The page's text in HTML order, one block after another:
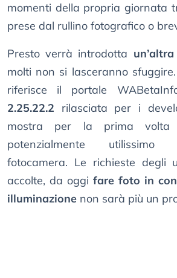
momenti della propria giornata
prese dal rullino fotografico o
Presto verrà introdotta
molti non si lasceranno
riferisce il portale
2.25.22.2 rilasciata per i
mostra per la prima volta
potenzialmente
fotocamera. Le richieste degli
accolte, da oggi fare foto in
illuminazione non sarà più un